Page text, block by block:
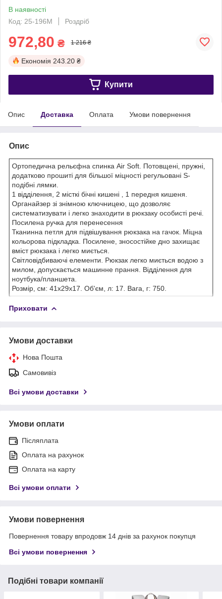
В наявності
Код: 25-196M
Роздріб
972,80 ₴ 1 216 ₴
Економія 243.20 ₴
Купити
Опис Доставка Оплата Умови повернення
Опис
Ортопедична рельєфна спинка Air Soft. Потовщені, пружні,
додатково прошиті для більшої міцності регульовані S-
подібні лямки.
1 відділення, 2 місткі бічні кишені , 1 передня кишеня.
Органайзер зі знімною ключницею, що дозволяє
систематизувати і легко знаходити в рюкзаку особисті речі.
Посилена ручка для перенесення
Тканинна петля для підвішування рюкзака на гачок. Міцна
кольорова підкладка. Посилене, зносостійке дно захищає
вміст рюкзака і легко миється.
Світловідбиваючі елементи. Рюкзак легко миється водою з
милом, допускається машинне прання. Відділення для
ноутбука/планшета.
Розмір, см: 41х29x17. Об'єм, л: 17. Вага, г: 750.
Приховати
Умови доставки
Нова Пошта
Самовивіз
Всі умови доставки
Умови оплати
Післяплата
Оплата на рахунок
Оплата на карту
Всі умови оплати
Умови повернення
Повернення товару впродовж 14 днів за рахунок покупця
Всі умови повернення
Подібні товари компанії